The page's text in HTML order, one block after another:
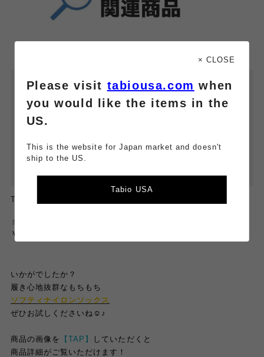
Tabio
ョートソックス
￥1,000
いかがでしたか？
履き心地抜群な もちもち
ソフティナイロンソックス
ぜひ お試しくださいね☺︎♪
商品の画像を 【TAP】
していただくと
商品詳細がご覧いただけます！
× CLOSE
Please visit tabiousa.com when
you would like the items in the
US.
This is the website for Japan market and doesn't
ship to the US.
Tabio USA